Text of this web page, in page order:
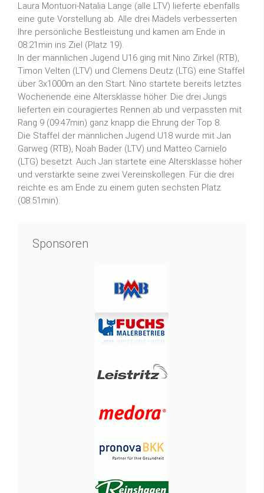
Laura Montuori-Natalia Lange (alle LTV) lieferte ebenfalls
eine gute Vorstellung ab. Alle drei Mädels verbesserten
Ihre persönliche Bestleistung und kamen am Ende in
08:21min ins Ziel (Platz 19).
In der männlichen Jugend U16 ging mit Nino Zirkel (RTB),
Timon Velten (LTV) und Clemens Deutz (LTG) eine Staffel
über 3x1000m an den Start. Nino startete bereits letztes
Wochenende eine Altersklasse höher. Die drei Jungs
lieferten ein couragiertes Rennen ab und verpassten mit
Rang 9 (09:47min) ganz knapp die Ehrung der Top 8.
Die Staffel der männlichen Jugend U18 wurde mit Jan
Garweg (RTB), Noah Bader (LTV) und Matteo Carnielo
(LTG) besetzt. Auch Jan startete eine Altersklasse höher
und verstärkte seine zwei Vereinskollegen. Für die drei
reichte es am Ende zu einem guten sechsten Platz
(08:51min).
Sponsoren